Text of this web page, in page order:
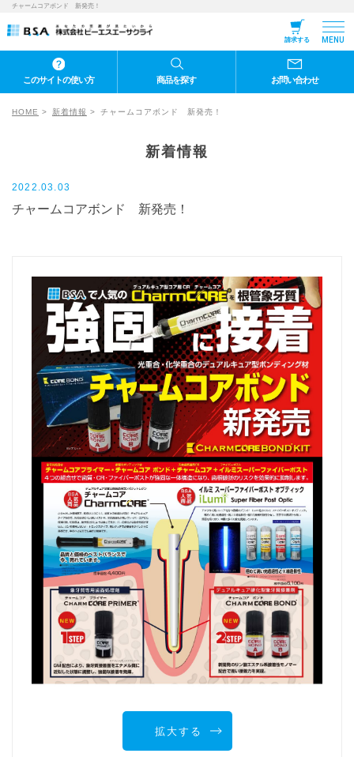
チャームコアボンド 新発売！
請求する MENU
このサイトの使い方 商品を探す お問い合わせ
HOME 新着情報 チャームコアボンド 新発売！
新着情報
2022.03.03
チャームコアボンド 新発売！
拡大する